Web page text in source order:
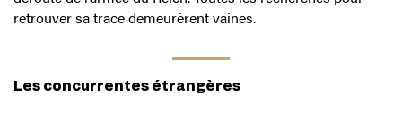
retrouver sa trace demeurèrent vaines.
Les concurrentes étrangères